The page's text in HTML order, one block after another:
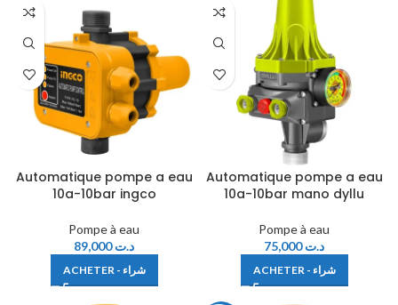
Automatique pompe a eau
10a-10bar ingco
Pompe à eau
د.ت89,000
ACHETER - شراء
Automatique pompe a eau
10a-10bar mano dyllu
Pompe à eau
د.ت75,000
ACHETER - شراء